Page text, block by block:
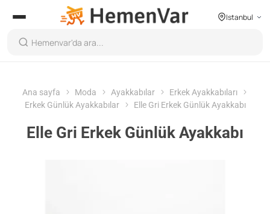
Istanbul
Ana sayfa Moda Ayakkabılar
Erkek Ayakkabıları
Erkek Günlük Ayakkabılar
Elle Gri Erkek Günlük Ayakkabı
Elle Gri Erkek Günlük Ayakkabı